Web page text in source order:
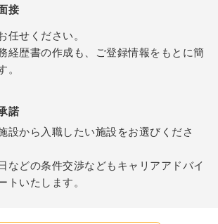
接
任せください。
経歴書の作成も、ご登録情報をもとに簡
。
諾
設から入職したい施設をお選びくださ
などの条件交渉などもキャリアアドバイ
トいたします。